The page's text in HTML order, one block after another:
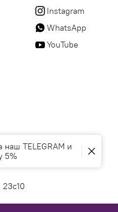
Instagram
WhatsApp
YouTube
TELEGRAM и
5%